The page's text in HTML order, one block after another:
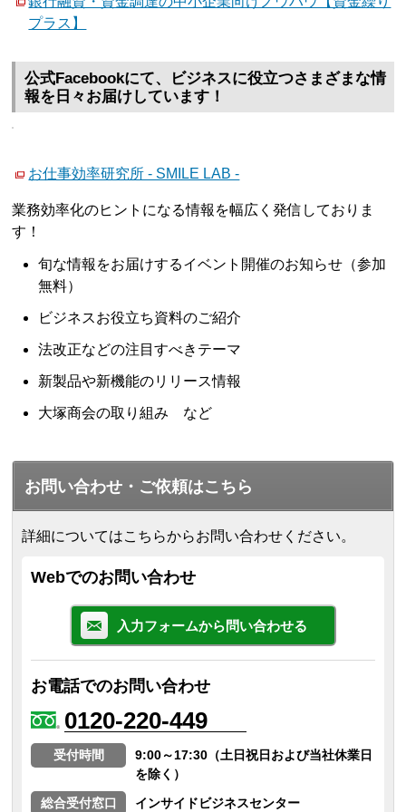
プラス】
公式Facebookにて、ビジネスに役立つさまざまな情
報を日々お届けしています！
お仕事効率研究所 - SMILE LAB -
業務効率化のヒントになる情報を幅広く発信しておりま
す！
旬な情報をお届けするイベント開催のお知らせ（参加
無料）
ビジネスお役立ち資料のご紹介
法改正などの注目すべきテーマ
新製品や新機能のリリース情報
大塚商会の取り組み など
お問い合わせ・ご依頼はこちら
詳細についてはこちらからお問い合わせください。
Webでのお問い合わせ
入力フォームから問い合わせる
お電話でのお問い合わせ
0120-220-449
受付時間
9:00～17:30（土日祝日および当社休業日
を除く）
総合受付窓口
インサイドビジネスセンター